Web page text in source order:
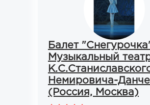
Балет
Музыкальный
Немировича-
(Россия, Москва)